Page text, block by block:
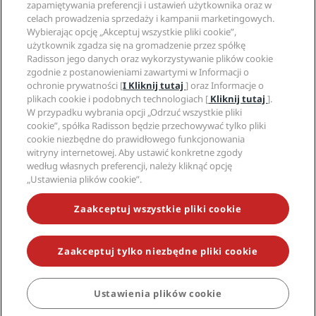
The Club by RHG
Współpraca
Odpowiedzialny biznes
Zaopatrzenie
Umowa dotycząca korzystania z witryny
Dostępność cyfrowa
Oświadczenie dotyczące współczesnego niewolnictwa
Ostrzeżenia dla klientów
Kontakt
Najczęściej zadawane pytania
Mapa witryny
Media społecznościowe
Marki Radisson Hotels
NIE PRZEGAP NAJCIEKAWSZYCH OFERT
Dostępność
Ustawienia dostępności
© 2026 Radisson Hotel Group.Wszelkie prawa zastrzeżone. RHG
Radisson Hotel Group, Radisson, Radisson RED, Radisson Blu, Radisson
Collection, Radisson Individuals, Park Plaza, Park Inn, Country Inn &
Suites, Prize by Radisson, Radisson Rewards oraz Radisson Meetings są
znakami towarowymi Radisson Hotel Group.
zapamiętywania preferencji i ustawień użytkownika oraz w
celach prowadzenia sprzedaży i kampanii marketingowych.
Wybierając opcję „Akceptuj wszystkie pliki cookie”,
użytkownik zgadza się na gromadzenie przez spółkę
Radisson jego danych oraz wykorzystywanie plików cookie
zgodnie z postanowieniami zawartymi w Informacji o
ochronie prywatności [I Kliknij tutaj] oraz Informacje o
plikach cookie i podobnych technologiach [ Kliknij tutaj].
W przypadku wybrania opcji „Odrzuć wszystkie pliki
cookie”, spółka Radisson będzie przechowywać tylko pliki
cookie niezbędne do prawidłowego funkcjonowania
witryny internetowej. Aby ustawić konkretne zgody
według własnych preferencji, należy kliknąć opcję
„Ustawienia plików cookie”.
Zaakceptuj wszystkie pliki cookie
Zaakceptuj tylko niezbędne pliki cookie
Ustawienia plików cookie